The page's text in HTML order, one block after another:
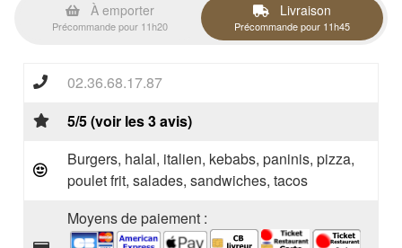
À emporter
Précommande pour 11h20
Livraison
Précommande pour 11h45
02.36.68.17.87
5/5 (voir les 3 avis)
Burgers, halal, italien, kebabs, paninis, pizza,
poulet frit, salades, sandwiches, tacos
Moyens de paiement :